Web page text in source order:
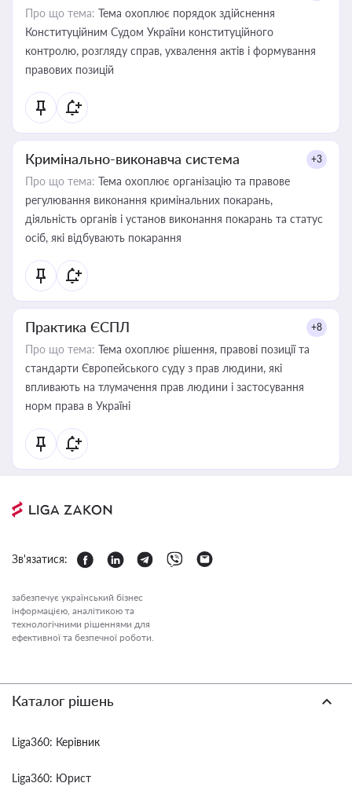
Про що тема: Тема охоплює порядок здійснення
Конституційним Судом України конституційного
контролю, розгляду справ, ухвалення актів і формування
правових позицій
Кримінально-виконавча система +3
Про що тема: Тема охоплює організацію та правове
регулювання виконання кримінальних покарань,
діяльність органів і установ виконання покарань та статус
осіб, які відбувають покарання
Практика ЄСПЛ +8
Про що тема: Тема охоплює рішення, правові позиції та
стандарти Європейського суду з прав людини, які
впливають на тлумачення прав людини і застосування
норм права в Україні
Зв'язатися:
забезпечує український бізнес
інформацією, аналітикою та
технологічними рішеннями для
ефективної та безпечної роботи.
Каталог рішень
Liga360: Керівник
Liga360: Юрист